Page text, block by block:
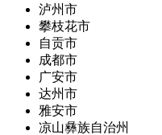
泸州市
攀枝花市
自贡市
成都市
广安市
达州市
雅安市
凉山彝族自治州